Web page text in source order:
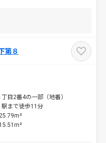
第８
目2番4の一部（地番）
まで徒歩11分